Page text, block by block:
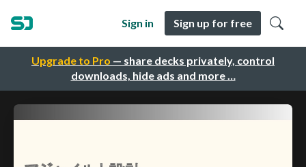
Upgrade to Pro — share decks privately, control
downloads, hide ads and more …
Sign in Sign up for free